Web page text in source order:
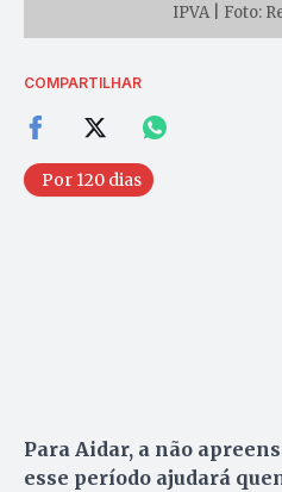
IPVA | Foto:
COMPARTILHAR
Por 120 dias
Para Aidar, a não
esse período ajudará